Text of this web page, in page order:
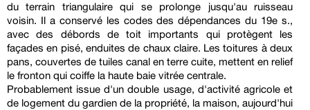
du terrain triangulaire qui se prolonge jusqu'au ruisseau
voisin. Il a conservé les codes des dépendances du 19e s.,
avec des débords de toit importants qui protègent les
façades en pisé, enduites de chaux claire. Les toitures à deux
pans, couvertes de tuiles canal en terre cuite, mettent en relief
le fronton qui coiffe la haute baie vitrée centrale.
Probablement issue d'un double usage, d'activité agricole et
de logement du gardien de la propriété, la maison, aujourd'hui